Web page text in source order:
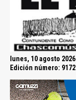
lunes, 10 agosto 2026
Edición número: 9172